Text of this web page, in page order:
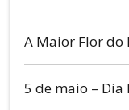
A Maior Flor do
5 de maio –